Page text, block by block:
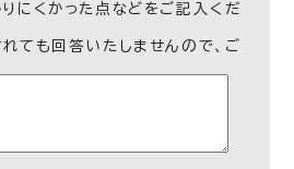
にくかった点などをご記入くだ
ても回答いたしませんので、ご